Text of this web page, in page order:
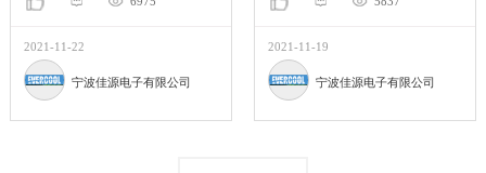
2021-11-22
宁波佳源电子有限公司
2021-11-19
宁波佳源电子有限公司